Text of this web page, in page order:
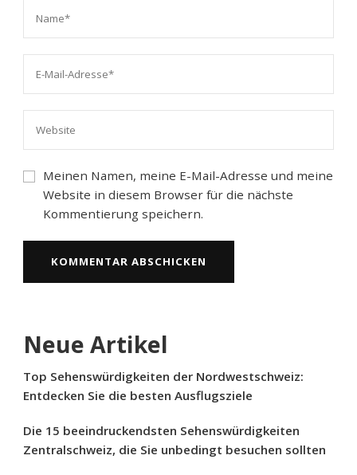
Meinen Namen, meine E-Mail-Adresse und meine
Website in diesem Browser für die nächste
Kommentierung speichern.
Neue Artikel
Top Sehenswürdigkeiten der Nordwestschweiz:
Entdecken Sie die besten Ausflugsziele
Die 15 beeindruckendsten Sehenswürdigkeiten
Zentralschweiz, die Sie unbedingt besuchen sollten